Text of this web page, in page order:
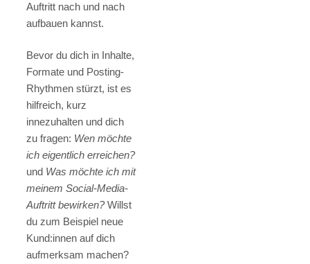
Auftritt nach und nach
aufbauen kannst.
Bevor du dich in Inhalte,
Formate und Posting-
Rhythmen stürzt, ist es
hilfreich, kurz
innezuhalten und dich
zu fragen: Wen möchte
ich eigentlich erreichen?
und Was möchte ich mit
meinem Social-Media-
Auftritt bewirken?Willst
du zum Beispiel neue
Kund:innen auf dich
aufmerksam machen?